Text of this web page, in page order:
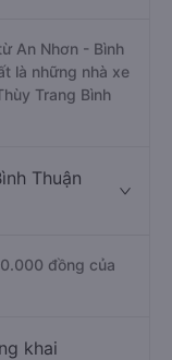
An Nhơn - Bình
là những nhà xe
Trang Bình
Thuận
đồng của
khai